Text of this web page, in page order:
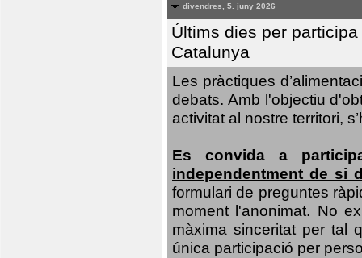
divendres, 5. juny 2026
Últims dies per
Catalunya
Les pràctiques
debats. Amb l'objectiu
activitat al nostre territori,
Es convida a
independentment de si
formulari de preguntes
moment l'anonimat. No
màxima sinceritat per tal
única participació per